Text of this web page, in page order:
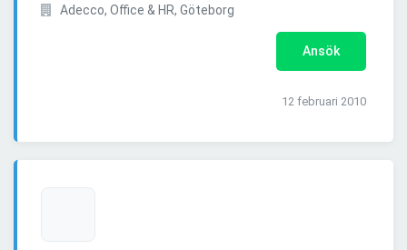
Adecco, Office & HR, Göteborg
Ansök
12 februari 2010